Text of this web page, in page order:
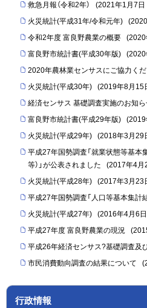
救急月報（令和2年）
(2021年1月7日
火災統計(平成31年/令和元年)
(
令和2年度 富良野農業の概要
(2020
富良野市統計書(平成30年版)
(2020
2020年農林業センサスにご協力く
火災統計(平成30年)
(2019年8月15
経済センサス 基礎調査実施のお知
富良野市統計書(平成29年版)
(
火災統計(平成29年)
(2018年3月29
平成27年国勢調査「就業状態等基本
等）」が公表されました
(2017年4月
火災統計(平成28年)
(2017年3月23
平成27年国勢調査「人口等基本集計結
火災統計(平成27年)
(2016年4月6日
平成27年度 富良野農業の現況
(
平成26年経済センサス?基礎調査及
市民消費動向調査の結果について
(
行政情報